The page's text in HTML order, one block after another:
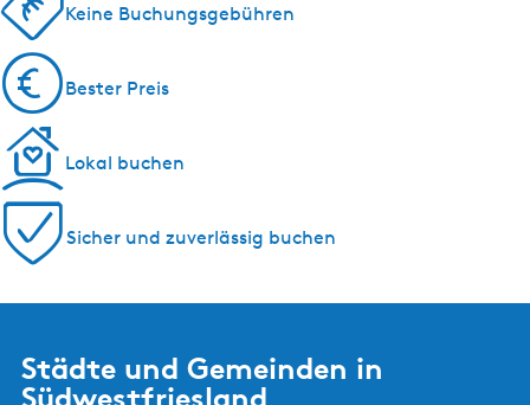
Keine Buchungsgebühren
Bester Preis
Lokal buchen
Sicher und zuverlässig buchen
Städte und Gemeinden in
Südwestfriesland